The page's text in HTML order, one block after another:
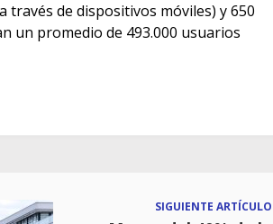
través de dispositivos móviles) y 650
un promedio de 493.000 usuarios
SIGUIENTE ARTÍCULO